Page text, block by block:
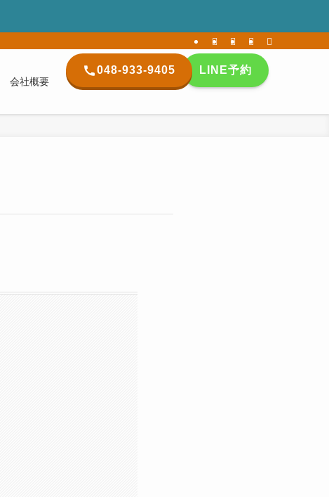
会社概要
048-933-9405 LINE予約